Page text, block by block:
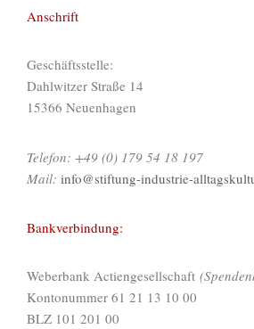
Anschrift
Geschäftsstelle:
Dahlwitzer Straße 14
15366 Neuenhagen
Telefon: +49 (0) 179 54 18 197
Mail: info@stiftung-industrie-
Bankverbindung:
Weberbank Actiengesellschaft
Kontonummer 61 21 13 10 00
BLZ 101 201 00